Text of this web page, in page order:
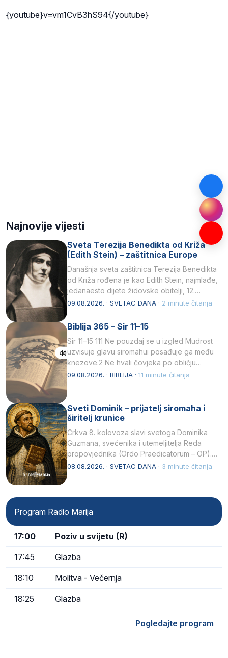
{youtube}v=vm1CvB3hS94{/youtube}
Najnovije vijesti
Sveta Terezija Benedikta od Križa
(Edith Stein) – zaštitnica Europe
Današnja sveta zaštitnica Terezija Benedikta
od Križa rođena je kao Edith Stein, najmlađe,
jedanaesto dijete židovske obitelji, 12.
listopada 1891, u Wrocławu…
09.08.2026. · SVETAC DANA · 2 minute čitanja
Biblija 365 – Sir 11–15
Sir 11–15 111 Ne pouzdaj se u izgled Mudrost
uzvisuje glavu siromahui posađuje ga među
knezove.2 Ne hvali čovjeka po obličju
njegovui…
09.08.2026. · BIBLIJA · 11 minute čitanja
Sveti Dominik – prijatelj siromaha i
širitelj krunice
Crkva 8. kolovoza slavi svetoga Dominika
Guzmana, svećenika i utemeljitelja Reda
propovjednika (Ordo Praedicatorum – OP).
Svojim životom, dubokom ljubavlju prema
08.08.2026. · SVETAC DANA · 3 minute čitanja
Program Radio Marija
17:00 Poziv u svijetu (R)
17:45 Glazba
18:10 Molitva - Večernja
18:25 Glazba
Pogledajte program